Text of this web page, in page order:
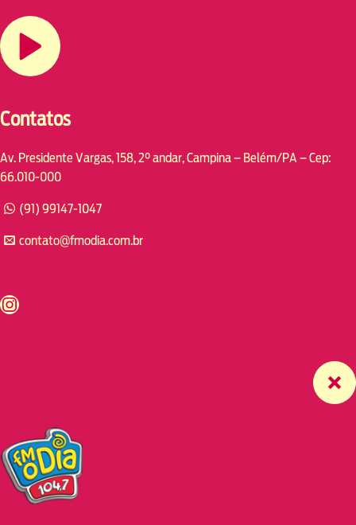
Contatos
Av. Presidente Vargas, 158, 2° andar, Campina – Belém/PA – Cep:
66.010-000
(91) 99147-1047
contato@fmodia.com.br
https://www.instagram.com/fmodia.cabofrio/